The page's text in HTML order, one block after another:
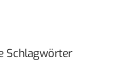
Schlagwörter